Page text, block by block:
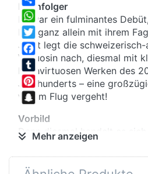
Share
WhatsApp
Twitter
Facebook
Tumblr
Pinterest
Nachfolger
Es war ein fulminantes
Roy ganz allein mit ihrem
Jetzt legt die schweizerisch-
Virtuosin nach, diesmal mit
hochvirtuosen Werken des
Jahrhunderts – eine
wie im Flug vergeht!
Vorbild
Denn diesmal handelt es sich
Originalkompositionen, die
Kenntnis des eigenwilligen
Klaus Thunemann
Mehr anzeigen